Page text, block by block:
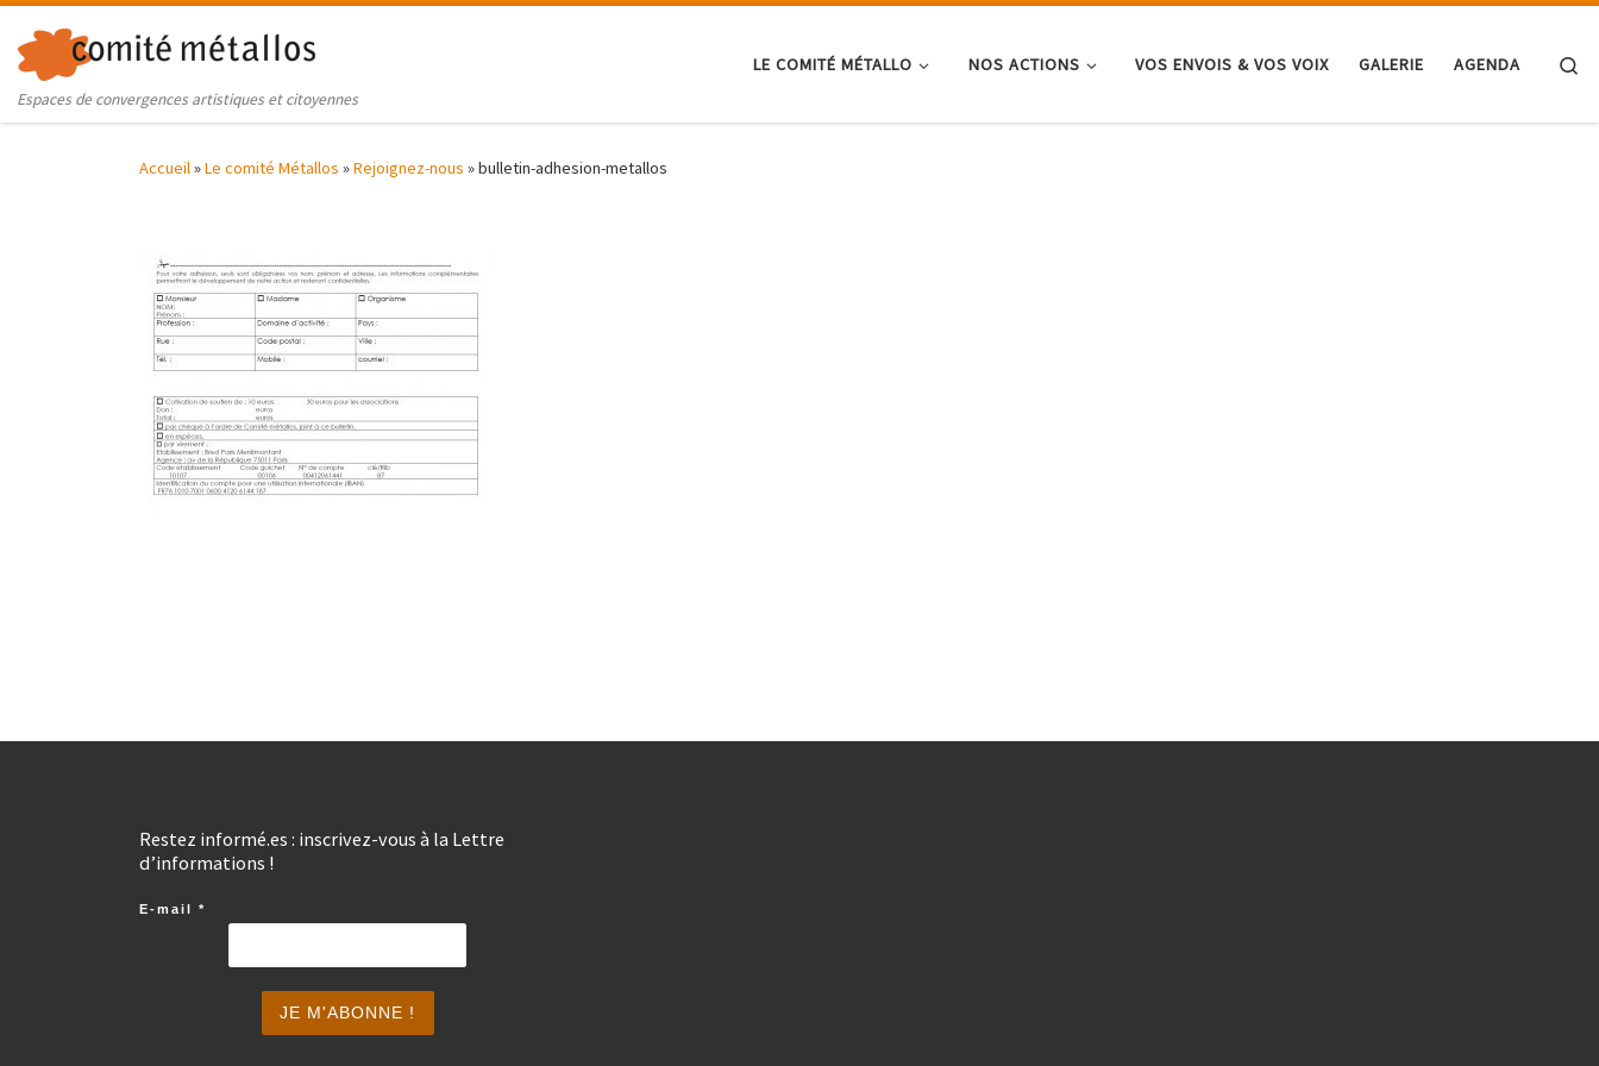
Skip to content
Espaces de convergences artistiques et citoyennes
LE COMITÉ MÉTALLO NOS ACTIONS VOS ENVOIS & VOS VOIX GALERIE AGENDA
Accueil»Le comité Métallos »Rejoignez-nous »bulletin-adhesion-metallos
Restez informé.es : inscrivez-vous à la Lettre
d’informations !
E-mail *